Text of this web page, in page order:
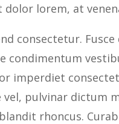
lorem, at
consectetur.
condimentum
imperdiet
pulvinar dictum
rhoncus.